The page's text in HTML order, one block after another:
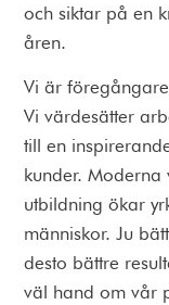
och siktar på en
åren.
Vi är
Vi värdesätter
till en
kunder. Moderna
utbildning ökar
människor. Ju
desto bättre
väl hand om vår